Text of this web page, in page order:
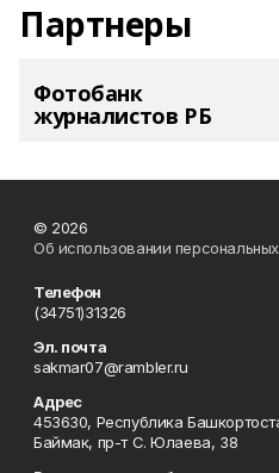
Партнеры
Фотобанк
журналистов РБ
© 2026
Об использовании
Телефон
(34751)31326
Эл. почта
sakmar07@rambler.ru
Адрес
453630, Республика
Баймак, пр-т С. Юлаева, 38